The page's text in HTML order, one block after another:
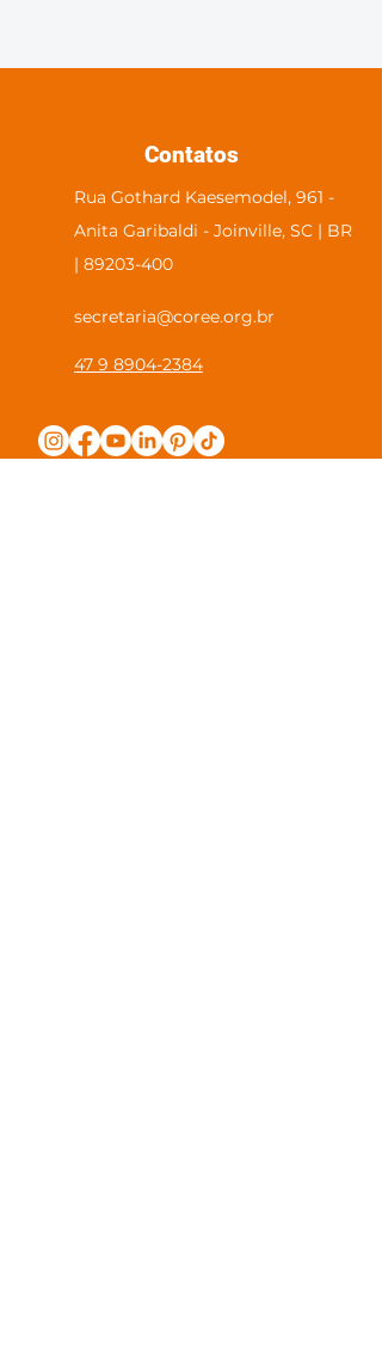
Contatos
Rua Gothard Kaesemodel, 961 -
Anita Garibaldi - Joinville, SC | BR
| 89203-400
secretaria@coree.org.br
47 9 8904-2384